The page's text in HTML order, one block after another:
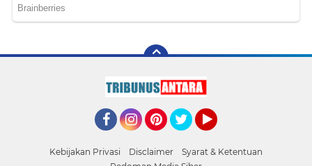
Kebijakan Privasi Disclaimer
Syarat & Ketentuan